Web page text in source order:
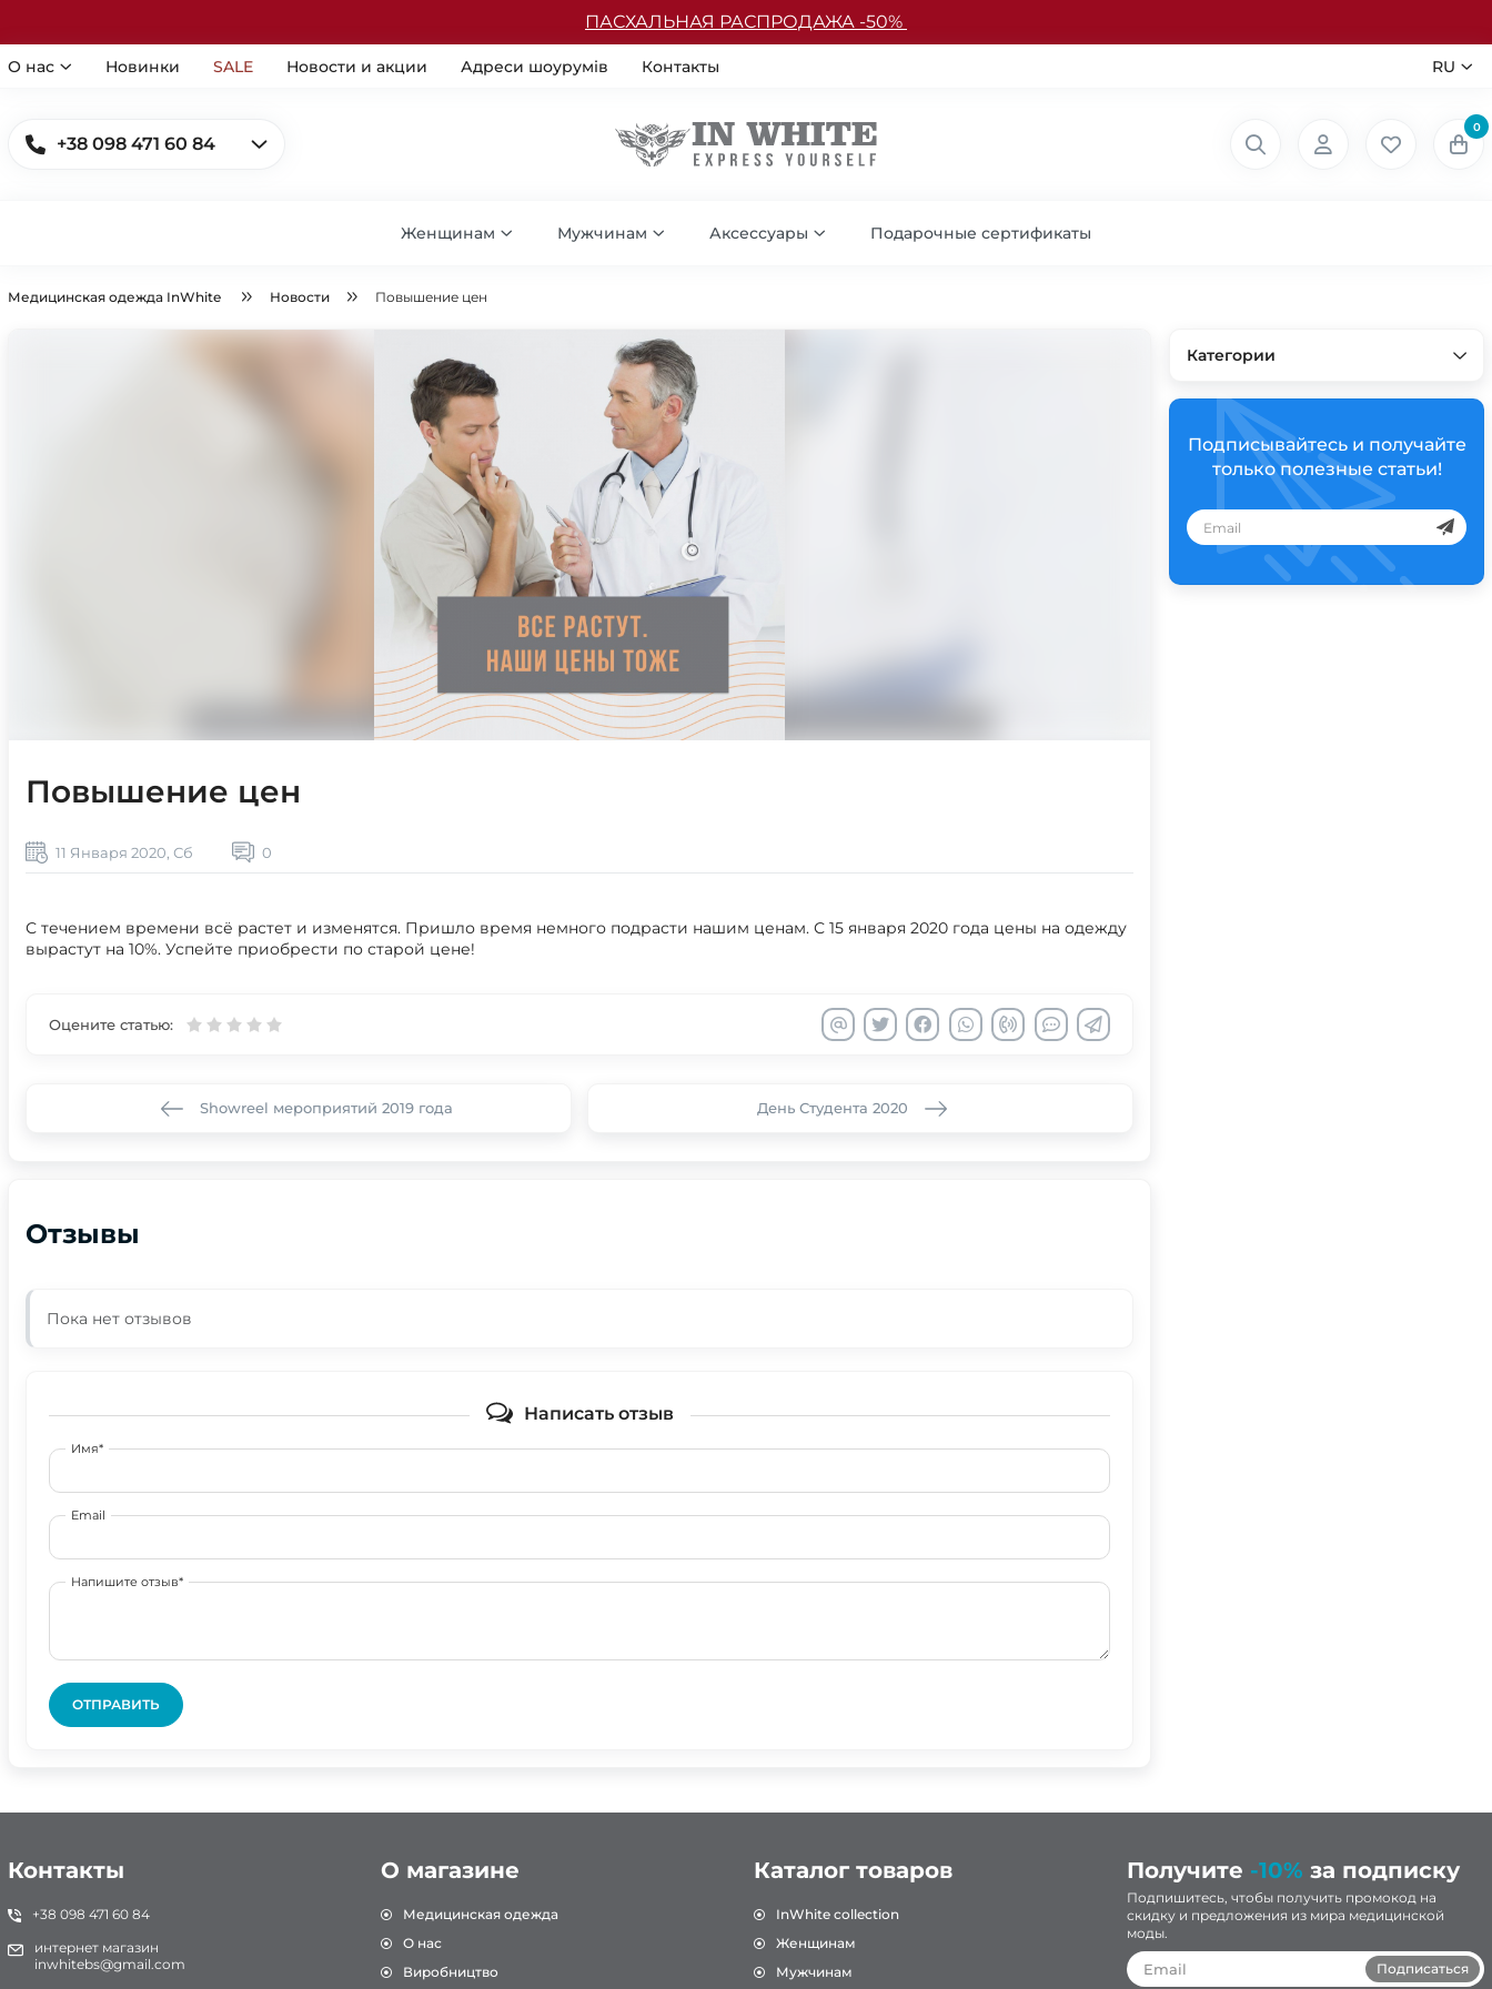
ПАСХАЛЬНАЯ РАСПРОДАЖА -50%
О нас Новинки SALE Новости и акции Адреси шоурумів Контакты RU
+38 098 471 60 84
0
Женщинам Мужчинам Аксессуары Подарочные сертификаты
Медицинская одежда InWhite Новости Повышение цен
Категории
Подписывайтесь и получайте
только полезные статьи!
Повышение цен
11 Января 2020, Сб 0
С течением времени всё растет и изменятся. Пришло время немного подрасти нашим ценам. С 15 января 2020 года цены на одежду
вырастут на 10%. Успейте приобрести по старой цене!
Оцените статью:
Showreel мероприятий 2019 года День Студента 2020
Отзывы
Пока нет отзывов
Написать отзыв
Имя*
Email
Напишите отзыв*
ОТПРАВИТЬ
Контакты
+38 098 471 60 84
интернет магазин
inwhitebs@gmail.com
О магазине
Медицинская одежда
О нас
Виробництво
Каталог товаров
InWhite collection
Женщинам
Мужчинам
Получите -10% за подписку
Подпишитесь, чтобы получить промокод на
скидку и предложения из мира медицинской
моды.
Подписаться